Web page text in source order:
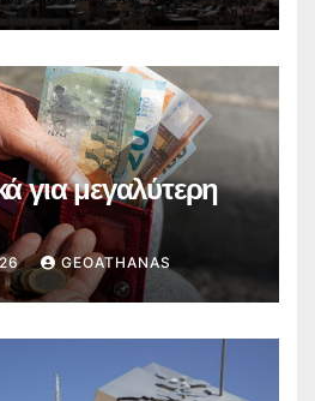
για μεγαλύτερη
GEOATHANAS